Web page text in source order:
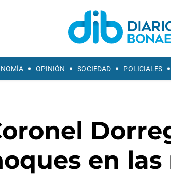
OPINIÓN SOCIEDAD POLICIALES
en las